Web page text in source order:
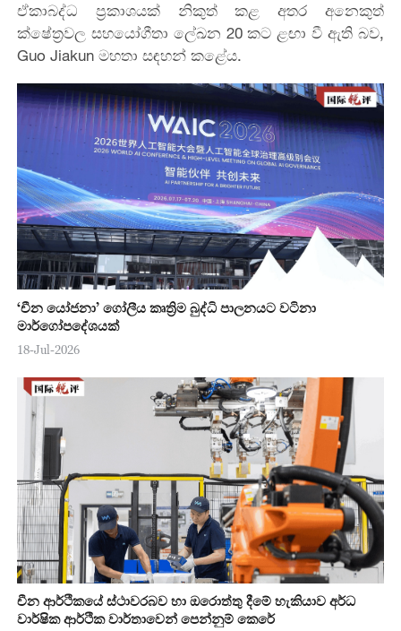
ඒකාබද්ධ ප්‍රකාශයක් නිකුත් කළ අතර අනෙකුත්
ක්ෂේත්‍රවල සහයෝගීතා ලේඛන 20 කට ළඟා වී ඇති බව,
Guo Jiakun මහතා සඳහන් කළේය.
‘චීන යෝජනා’ ගෝලීය කෘත්‍රිම බුද්ධි පාලනයට වටිනා
මාර්ගෝපදේශයක්
18-Jul-2026
චීන ආර්ථිකයේ ස්ථාවරබව හා ඔරොත්තු දීමේ හැකියාව අර්ධ
වාර්ෂික ආර්ථික වාර්තාවෙන් පෙන්නුම් කෙරේ